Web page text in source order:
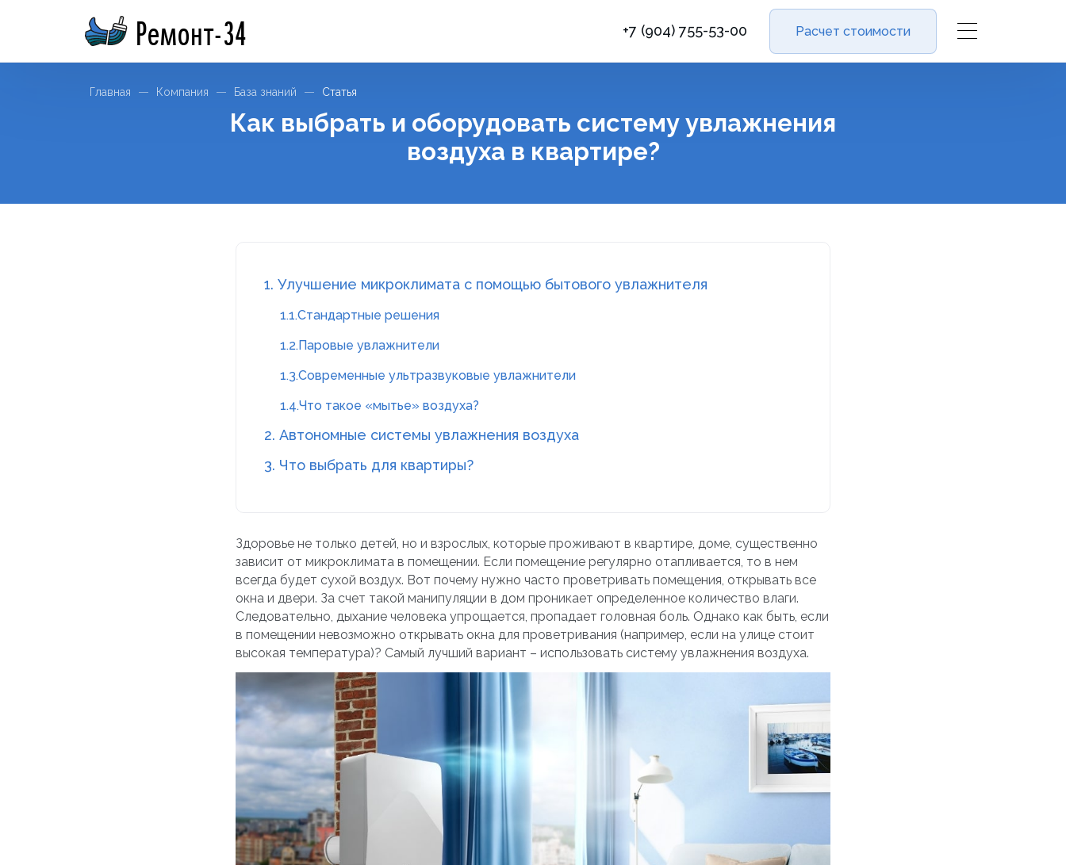
Ремонт-34 +7 (904) 755-53-00 Расчет стоимости
Главная Компания База знаний Статья
Как выбрать и оборудовать систему увлажнения
воздуха в квартире?
1. Улучшение микроклимата с помощью бытового увлажнителя
1.1.Стандартные решения
1.2.Паровые увлажнители
1.3.Современные ультразвуковые увлажнители
1.4.Что такое «мытье» воздуха?
2. Автономные системы увлажнения воздуха
3. Что выбрать для квартиры?
Здоровье не только детей, но и взрослых, которые проживают в квартире, доме, существенно
зависит от микроклимата в помещении. Если помещение регулярно отапливается, то в нем
всегда будет сухой воздух. Вот почему нужно часто проветривать помещения, открывать все
окна и двери. За счет такой манипуляции в дом проникает определенное количество влаги.
Следовательно, дыхание человека упрощается, пропадает головная боль. Однако как быть, если
в помещении невозможно открывать окна для проветривания (например, если на улице стоит
высокая температура)? Самый лучший вариант – использовать систему увлажнения воздуха.